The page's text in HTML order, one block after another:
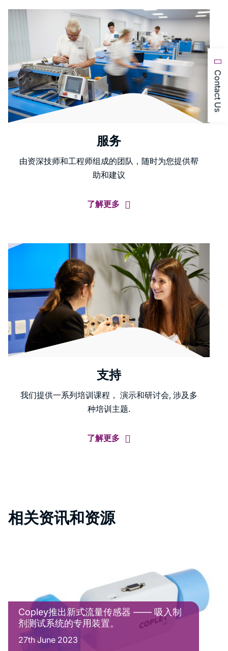
Contact Us
服务
由资深技师和工程师组成的团队，随时为您提供帮
助和建议
了解更多
支持
我们提供一系列培训课程， 演示和研讨会, 涉及多
种培训主题.
了解更多
相关资讯和资源
Copley推出新式流量传感器 —— 吸入制
剂测试系统的专用装置。
27th June 2023